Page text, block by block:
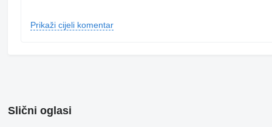
Schaltwippen
Einparkhilfe Kamera
Inzahlungnahme möglich
Prikaži cijeli komentar
Slični oglasi